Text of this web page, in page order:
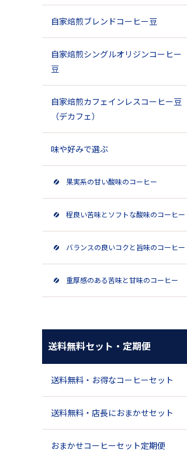
自家焙煎ブレンドコーヒー豆
自家焙煎シングルオリジンコーヒー
豆
自家焙煎カフェインレスコーヒー豆
（デカフェ）
味や好みで選ぶ
果実系の甘い酸味のコーヒー
程良い苦味とソフトな酸味のコーヒー
バランスの良いコクと旨味のコーヒー
重厚感のある苦味と甘味のコーヒー
送料無料セット・定期便
送料無料・お得なコーヒーセット
送料無料・店長におまかせセット
おまかせコーヒーセット定期便